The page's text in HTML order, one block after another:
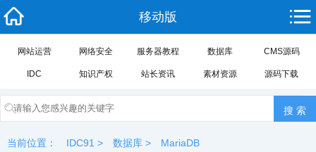
移动版
网站运营 网络安全 服务器教程 数据库 CMS源码
IDC 知识产权 站长资讯 素材资源 源码下载
当前位置： IDC91 > 数据库 > MariaDB